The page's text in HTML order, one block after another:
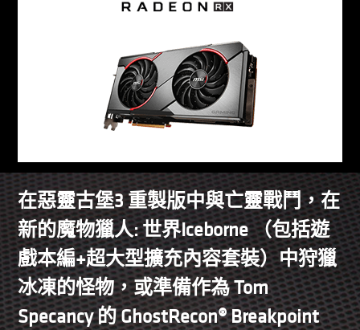
在惡靈古堡3 重製版中與亡靈戰鬥，在
新的魔物獵人: 世界Iceborne （包括遊
戲本編+超大型擴充內容套裝）中狩獵
冰凍的怪物，或準備作為 Tom
Specancy 的 GhostRecon® Breakpoint